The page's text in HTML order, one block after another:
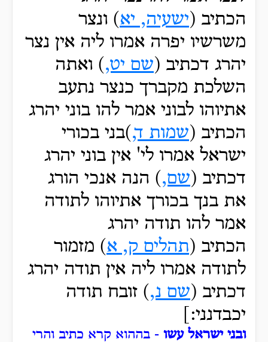
הכתיב (ישעיה, יא) ונצר
משרשיו יפרה אמרו ליה אין נצר
יהרג דכתיב (שם יט,) ואתה
השלכת מקברך כנצר נתעב
אתיוהו לבוני אמר להו בוני יהרג
הכתיב (שמות ד,)בני בכורי
ישראל אמרו לי' אין בוני יהרג
דכתיב (שם,) הנה אנכי הורג
את בנך בכורך אתיוהו לתודה
אמר להו תודה יהרג
הכתיב (תהלים ק, א) מזמור
לתודה אמרו ליה אין תודה יהרג
דכתיב (שם נ,) זובח תודה
יכבדנני:]
ובני ישראל עשו - בההוא קרא כתיב והרי